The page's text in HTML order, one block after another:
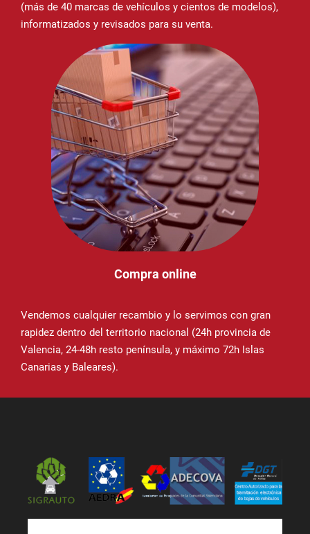
(más de 40 marcas de vehículos y cientos de modelos),
informatizados y revisados para su venta.
Compra online
Vendemos cualquier recambio y lo servimos con gran
rapidez dentro del territorio nacional (24h provincia de
Valencia, 24-48h resto península, y máximo 72h Islas
Canarias y Baleares).